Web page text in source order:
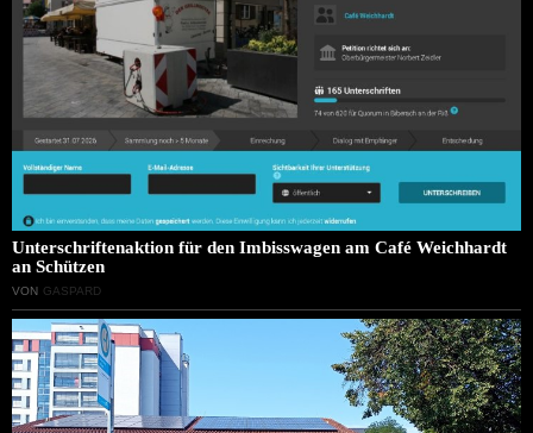
Unterschriftenaktion für den Imbisswagen am Café Weichhardt
an Schützen
VON GASPARD